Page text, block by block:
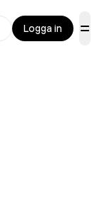
Logga in